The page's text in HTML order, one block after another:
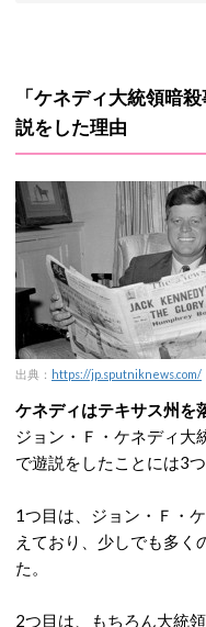
「ケネディ大統領暗
説をした理由
出典： https://jp.sputniknews.com/
ケネディはテキサス州を
ジョン・Ｆ・ケネディ大
で遊説をしたことには3
1つ目は、ジョン・Ｆ・
えており、少しでも多く
た。
2つ目は、もちろん大統